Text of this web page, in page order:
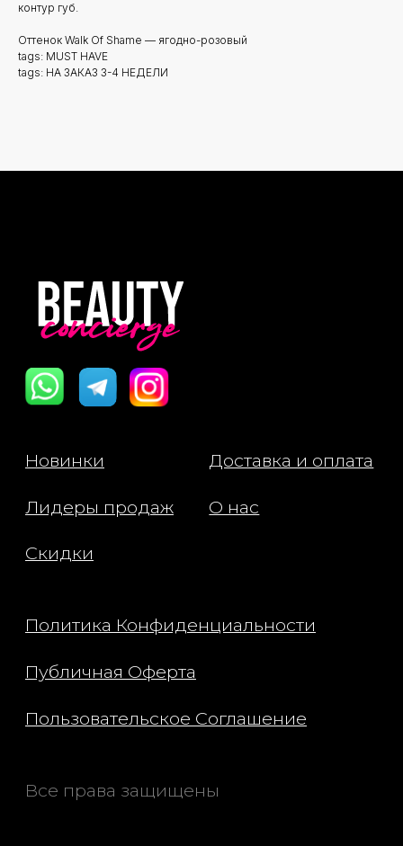
контур губ.
Оттенок Walk Of Shame — ягодно-розовый
tags: MUST HAVE
tags: НА ЗАКАЗ 3-4 НЕДЕЛИ
Все права защищены
Пользовательское Соглашение